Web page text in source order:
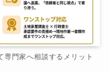
専門家へ相談するメリット